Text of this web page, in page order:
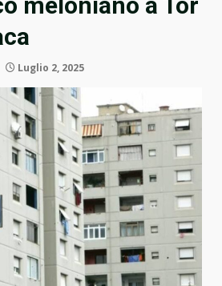
Luglio 2, 2025